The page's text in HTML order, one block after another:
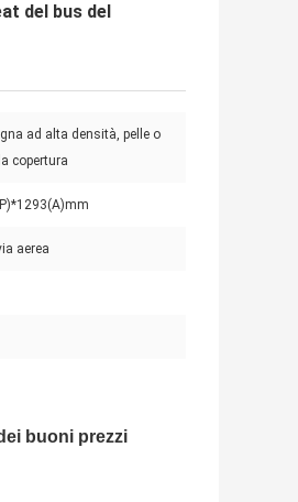
del bus del
ad alta densità, pelle o
copertura
aerea
buoni prezzi